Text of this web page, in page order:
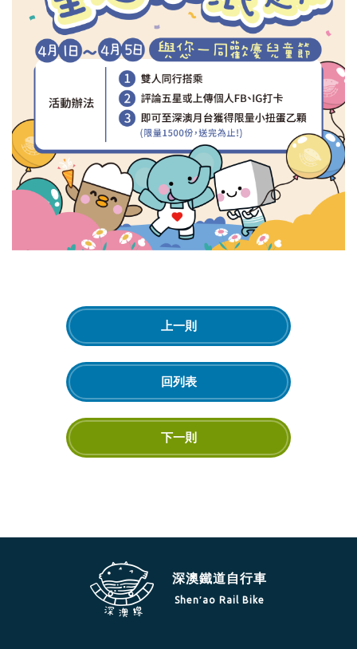
上一則
回列表
下一則
深澳鐵道自行車
Shen′ao Rail Bike